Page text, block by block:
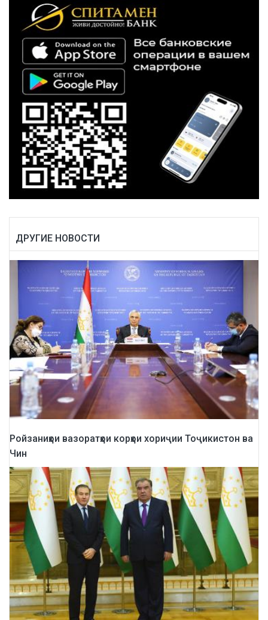
ДРУГИЕ НОВОСТИ
Ройзаниҳои вазоратҳои корҳои хориҷии Тоҷикистон ва
Чин